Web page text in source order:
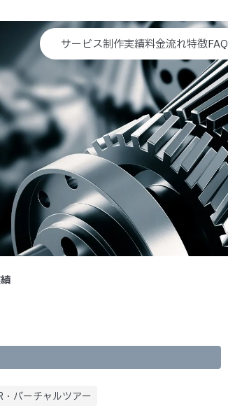
サービス制作実績料金流れ特徴FAQ
バーチャルツアー